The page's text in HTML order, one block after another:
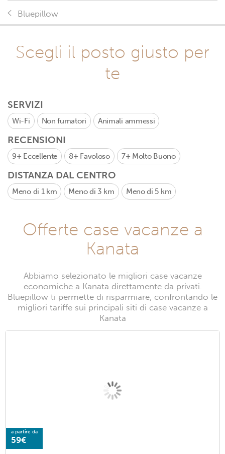
Bluepillow
Scegli il posto giusto per
te
SERVIZI
Wi-Fi Non fumatori Animali ammessi
RECENSIONI
9+ Eccellente 8+ Favoloso 7+ Molto Buono
DISTANZA DAL CENTRO
Meno di 1 km Meno di 3 km Meno di 5 km
Offerte case vacanze a
Kanata
Abbiamo selezionato le migliori case vacanze
economiche a Kanata direttamente da privati.
Bluepillow ti permette di risparmiare, confrontando le
migliori tariffe sui principali siti di case vacanze a
Kanata
a partire da
59€